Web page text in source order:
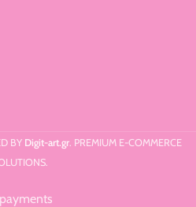
BY Digit-art.gr. PREMIUM E-COMMERCE